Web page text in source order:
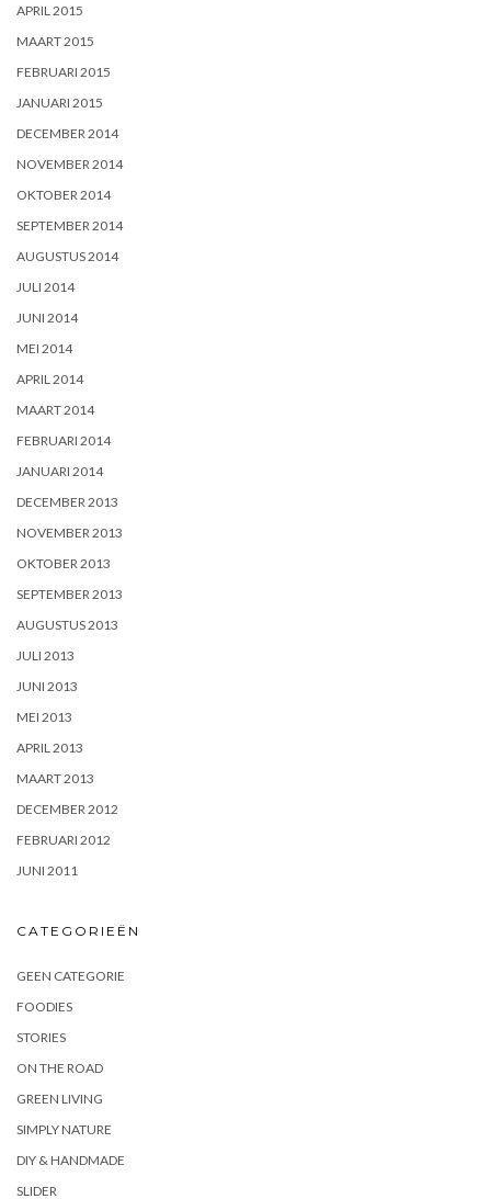
APRIL 2015
MAART 2015
FEBRUARI 2015
JANUARI 2015
DECEMBER 2014
NOVEMBER 2014
OKTOBER 2014
SEPTEMBER 2014
AUGUSTUS 2014
JULI 2014
JUNI 2014
MEI 2014
APRIL 2014
MAART 2014
FEBRUARI 2014
JANUARI 2014
DECEMBER 2013
NOVEMBER 2013
OKTOBER 2013
SEPTEMBER 2013
AUGUSTUS 2013
JULI 2013
JUNI 2013
MEI 2013
APRIL 2013
MAART 2013
DECEMBER 2012
FEBRUARI 2012
JUNI 2011
CATEGORIEËN
GEEN CATEGORIE
FOODIES
STORIES
ON THE ROAD
GREEN LIVING
SIMPLY NATURE
DIY & HANDMADE
SLIDER